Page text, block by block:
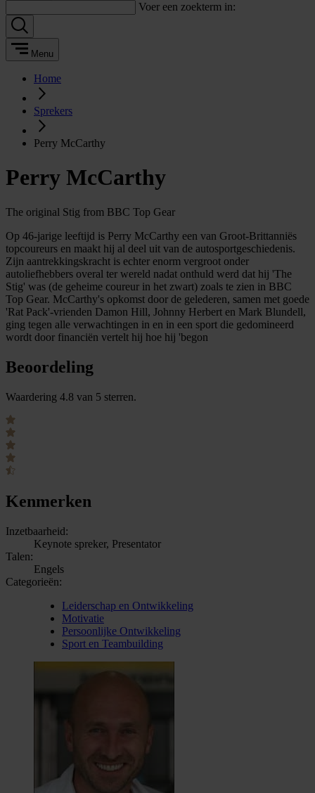
Voer een zoekterm in:
Menu
Home
Sprekers
Perry McCarthy
Perry McCarthy
The original Stig from BBC Top Gear
Op 46-jarige leeftijd is Perry McCarthy een van Groot-Brittanniës
topcoureurs en maakt hij al deel uit van de autosportgeschiedenis.
Zijn aantrekkingskracht is echter enorm vergroot onder
autoliefhebbers overal ter wereld nadat onthuld werd dat hij 'The
Stig' was (de geheime coureur in het zwart) zoals te zien in BBC
Top Gear. McCarthy's opkomst door de gelederen, samen met goede
'Rat Pack'-vrienden Damon Hill, Johnny Herbert en Mark Blundell,
ging tegen alle verwachtingen in en in een sport die gedomineerd
wordt door financiën vertelt hij hoe hij 'begon
Beoordeling
Waardering 4.8 van 5 sterren.
Kenmerken
Inzetbaarheid:
Keynote spreker, Presentator
Talen:
Engels
Categorieën:
Leiderschap en Ontwikkeling
Motivatie
Persoonlijke Ontwikkeling
Sport en Teambuilding